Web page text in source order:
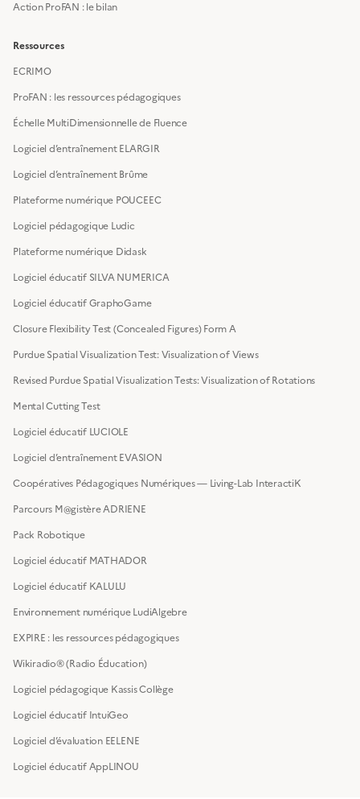
Action ProFAN : le bilan
Ressources
ECRIMO
ProFAN : les ressources pédagogiques
Échelle MultiDimensionnelle de Fluence
Logiciel d’entraînement ELARGIR
Logiciel d’entraînement Brûme
Plateforme numérique POUCEEC
Logiciel pédagogique Ludic
Plateforme numérique Didask
Logiciel éducatif SILVA NUMERICA
Logiciel éducatif GraphoGame
Closure Flexibility Test (Concealed Figures) Form A
Purdue Spatial Visualization Test: Visualization of Views
Revised Purdue Spatial Visualization Tests: Visualization of Rotations
Mental Cutting Test
Logiciel éducatif LUCIOLE
Logiciel d’entraînement EVASION
Coopératives Pédagogiques Numériques — Living-Lab InteractiK
Parcours M@gistère ADRIENE
Pack Robotique
Logiciel éducatif MATHADOR
Logiciel éducatif KALULU
Environnement numérique LudiAlgebre
EXPIRE : les ressources pédagogiques
Wikiradio® (Radio Éducation)
Logiciel pédagogique Kassis Collège
Logiciel éducatif IntuiGeo
Logiciel d’évaluation EELENE
Logiciel éducatif AppLINOU